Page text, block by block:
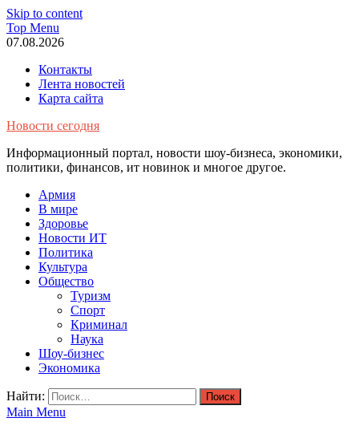
Skip to content
Top Menu
07.08.2026
Контакты
Лента новостей
Карта сайта
Новости сегодня
Информационный портал, новости шоу-бизнеса, экономики,
политики, финансов, ит новинок и многое другое.
Армия
В мире
Здоровье
Новости ИТ
Политика
Культура
Общество
Туризм
Спорт
Криминал
Наука
Шоу-бизнес
Экономика
Найти:
Main Menu